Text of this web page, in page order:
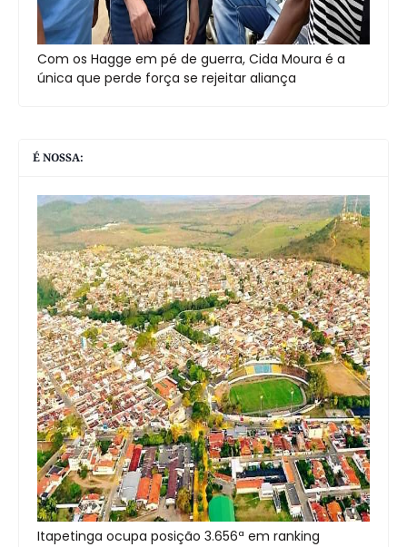
Com os Hagge em pé de guerra, Cida Moura é a
única que perde força se rejeitar aliança
É NOSSA:
Itapetinga ocupa posição 3.656ª em ranking